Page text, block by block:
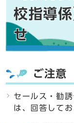
校指導
せ
ご注意
セールス・勧
は、回答してお